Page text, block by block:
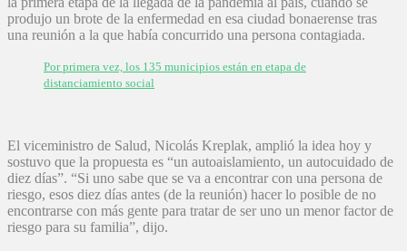
produjo un brote de la enfermedad en esa ciudad bonaerense tras
una reunión a la que había concurrido una persona contagiada.
Por primera vez, los 135 municipios están en etapa de
distanciamiento social
El viceministro de Salud, Nicolás Kreplak, amplió la idea hoy y
sostuvo que la propuesta es “un autoaislamiento, un autocuidado de
diez días”. “Si uno sabe que se va a encontrar con una persona de
riesgo, esos diez días antes (de la reunión) hacer lo posible de no
encontrarse con más gente para tratar de ser uno un menor factor de
riesgo para su familia”, dijo.